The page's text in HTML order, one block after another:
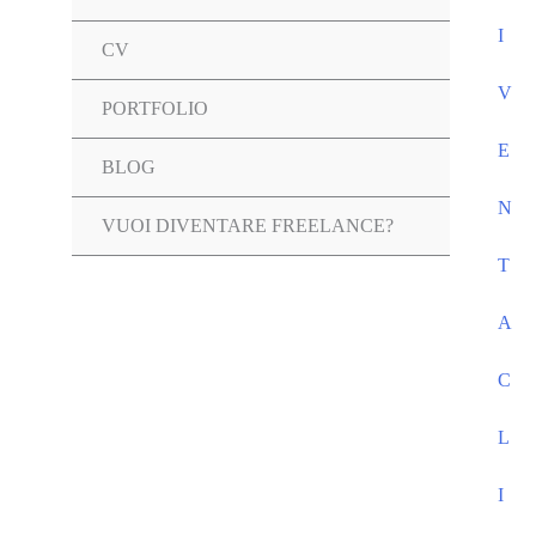
CV
PORTFOLIO
BLOG
VUOI DIVENTARE FREELANCE?
I
V
E
N
T
A
C
L
I